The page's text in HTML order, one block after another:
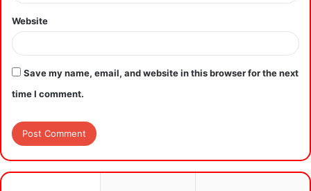
Website
Save my name, email, and website in this browser for the next
time I comment.